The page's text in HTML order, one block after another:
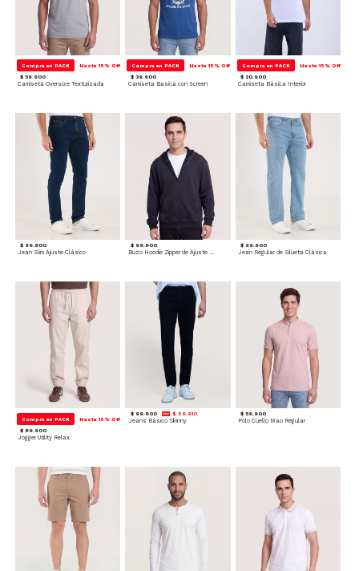
Compra en PACK Hasta 15% Off
$ 59.900
Camiseta Oversize Texturizada
Compra en PACK Hasta 15% Off
$ 39.900
Camiseta Basica con Screen
Compra en PACK Hasta 15% Off
$ 20.900
Camiseta Básica Interior
$ 99.900
Jean Slim Ajuste Clásico
$ 99.900
Buzo Hoodie Zipper de Ajuste Cómodo
$ 99.900
Jean Regular de Silueta Clásica
Compra en PACK Hasta 15% Off
$ 89.900
Jogger Utility Relax
$ 99.900 $ 89.910
Jeans Básico Skinny
$ 59.900
Polo Cuello Mao Regular